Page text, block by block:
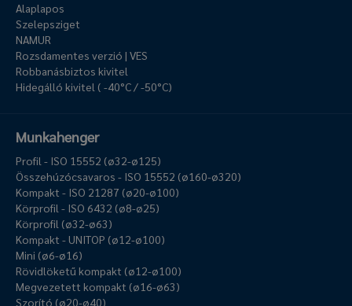
Alaplapos
Szelepsziget
NAMUR
Rozsdamentes verzió | VES
Robbanásbiztos kivitel
Hidegálló kivitel ( -40°C / -50°C)
Munkahenger
Profil - ISO 15552 (ø32-ø125)
Összehúzócsavaros - ISO 15552 (ø160-ø320)
Kompakt - ISO 21287 (ø20-ø100)
Körprofil - ISO 6432 (ø8-ø25)
Körprofil (ø32-ø63)
Kompakt - UNITOP (ø12-ø100)
Mini (ø6-ø16)
Rövidlöketű kompakt (ø12-ø100)
Megvezetett kompakt (ø16-ø63)
Szorító (ø20-ø40)